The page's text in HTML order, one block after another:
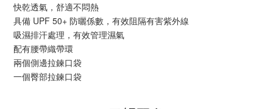
快乾透氣，舒適不悶熱
具備 UPF 50+ 防曬係數，有效阻隔有害紫外線
吸濕排汗處理，有效管理濕氣
配有腰帶織帶環
兩個側邊拉鍊口袋
一個臀部拉鍊口袋